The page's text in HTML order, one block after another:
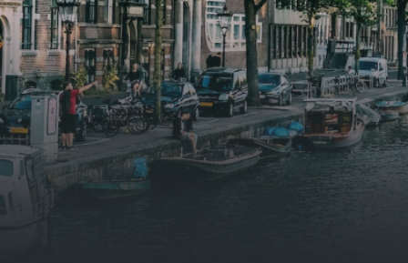
balkon op, waar je kunt genieten
van een prachtig uitzicht en een
moment van rust. De woning
beschikt over twee comfortabele
slaapkamers van respectievelijk 12,1
m² en 8 m². Beide kamers bieden tal
van mogelijkheden, zoals een fijne
werkplek, een logeerkamer of een
persoonlijke slaapkamer. De
van
m²
van